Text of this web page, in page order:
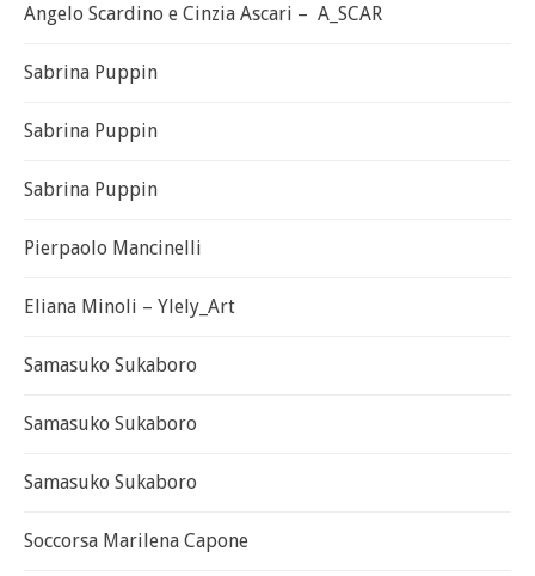
Angelo Scardino e Cinzia Ascari – A_SCAR
Sabrina Puppin
Sabrina Puppin
Sabrina Puppin
Pierpaolo Mancinelli
Eliana Minoli – Ylely_Art
Samasuko Sukaboro
Samasuko Sukaboro
Samasuko Sukaboro
Soccorsa Marilena Capone